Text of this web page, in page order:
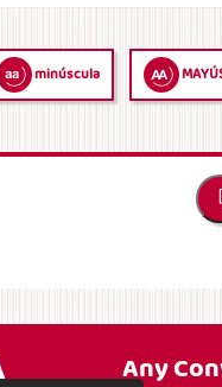
minúscula
Any